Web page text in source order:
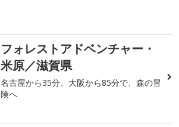
フォレストアドベンチャー・
米原／滋賀県
名古屋から35分、大阪から85分で、森の冒
険へ